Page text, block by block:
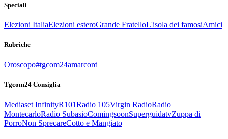
Speciali
Elezioni ItaliaElezioni esteroGrande FratelloL'isola dei famosiAmici
Rubriche
Oroscopo#tgcom24amarcord
Tgcom24 Consiglia
Mediaset InfinityR101Radio 105Virgin RadioRadio
MontecarloRadio SubasioComingsoonSuperguidatvZuppa di
PorroNon SprecareCotto e Mangiato